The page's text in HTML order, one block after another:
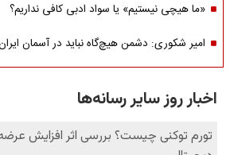
«ما هیچی نیستیم» یا سواد ادبی کافی نداریم؟
امیر شکوری: دشمن هیچ‌گاه نباید در آسمان